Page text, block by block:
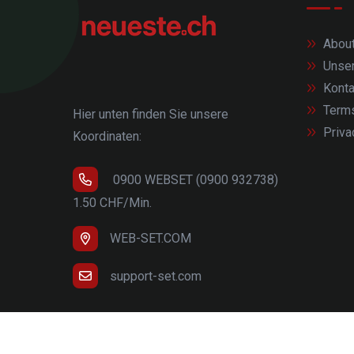
Hier unten finden Sie unsere
Koordinaten:
0900 WEBSET (0900 932738)
1.50 CHF/Min.
WEB-SET.COM
support-set.com